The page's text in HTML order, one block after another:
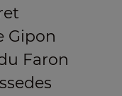
Gipon
Faron